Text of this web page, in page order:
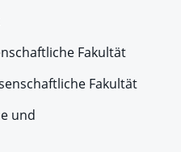
Fakultät
Fakultät
und